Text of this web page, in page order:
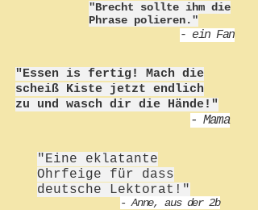
"Brecht sollte ihm die
Phrase polieren."
"Eine eklatante
Ohrfeige für dass
deutsche Lektorat!"
- Anne, aus der 2b
"Essen is fertig! Mach die
scheiß Kiste jetzt endlich
zu und wasch dir die Hände!"
- Mama
- ein Fan